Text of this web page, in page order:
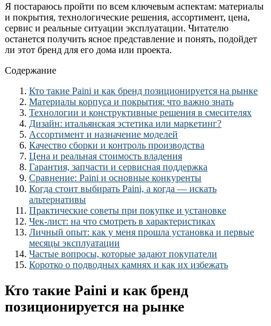
Я постараюсь пройти по всем ключевым аспектам: материалы
и покрытия, технологические решения, ассортимент, цена,
сервис и реальные ситуации эксплуатации. Читателю
останется получить ясное представление и понять, подойдет
ли этот бренд для его дома или проекта.
Содержание
Кто такие Paini и как бренд позиционируется на рынке
Материалы корпуса и покрытия: что важно знать
Технологии и конструктивные решения в смесителях
Дизайн: итальянская эстетика или маркетинг?
Ассортимент и назначение моделей
Качество сборки и контроль производства
Цена и реальная стоимость владения
Гарантия, запчасти и сервисная поддержка
Сравнение: Paini и основные конкуренты
Когда стоит выбирать Paini, а когда — искать
альтернативы
Практические советы при покупке и установке
Чек-лист: на что смотреть в характеристиках
Личный опыт: как у меня прошла установка и первые
месяцы эксплуатации
Частые вопросы, которые задают покупатели
Коротко о подводных камнях и как их избежать
Кто такие Paini и как бренд
позиционируется на рынке